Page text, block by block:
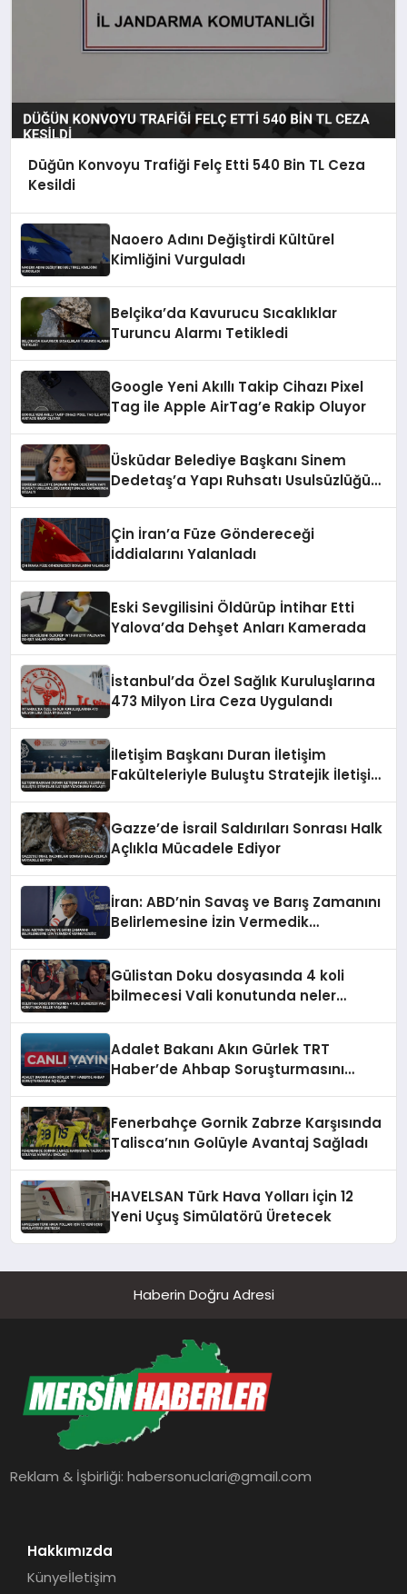
Düğün Konvoyu Trafiği Felç Etti 540 Bin TL Ceza
Kesildi
Naoero Adını Değiştirdi Kültürel
Kimliğini Vurguladı
Belçika’da Kavurucu Sıcaklıklar
Turuncu Alarmı Tetikledi
Google Yeni Akıllı Takip Cihazı Pixel
Tag ile Apple AirTag’e Rakip Oluyor
Üsküdar Belediye Başkanı Sinem
Dedetaş’a Yapı Ruhsatı Usulsüzlüğü
Çin İran’a Füze Göndereceği
İddialarını Yalanladı
Eski Sevgilisini Öldürüp İntihar Etti
Yalova’da Dehşet Anları Kamerada
İstanbul’da Özel Sağlık Kuruluşlarına
473 Milyon Lira Ceza Uygulandı
İletişim Başkanı Duran İletişim
Fakülteleriyle Buluştu Stratejik İletişim
Gazze’de İsrail Saldırıları Sonrası Halk
Açlıkla Mücadele Ediyor
İran: ABD’nin Savaş ve Barış Zamanını
Belirlemesine İzin Vermedik
Gülistan Doku dosyasında 4 koli
bilmecesi Vali konutunda neler
Adalet Bakanı Akın Gürlek TRT
Haber’de Ahbap Soruşturmasını
Fenerbahçe Gornik Zabrze Karşısında
Talisca’nın Golüyle Avantaj Sağladı
HAVELSAN Türk Hava Yolları İçin 12
Yeni Uçuş Simülatörü Üretecek
Haberin Doğru Adresi
Reklam & İşbirliği:habersonuclari@gmail.com
Hakkımızda
Künyeİletişim